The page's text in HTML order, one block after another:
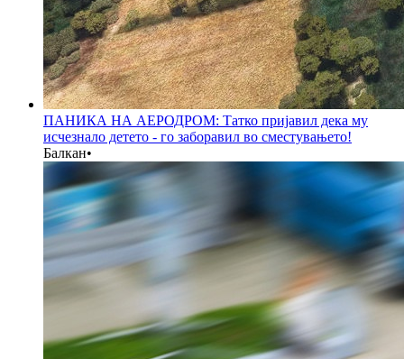
ПАНИКА НА АЕРОДРОМ: Татко пријавил дека му
исчезнало детето - го заборавил во сместувањето!
Балкан•